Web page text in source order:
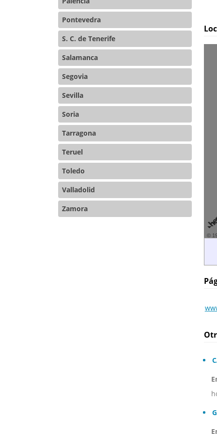
Pontevedra
S. C. de Tenerife
Salamanca
Segovia
Sevilla
Soria
Tarragona
Teruel
Toledo
Valladolid
Zamora
©